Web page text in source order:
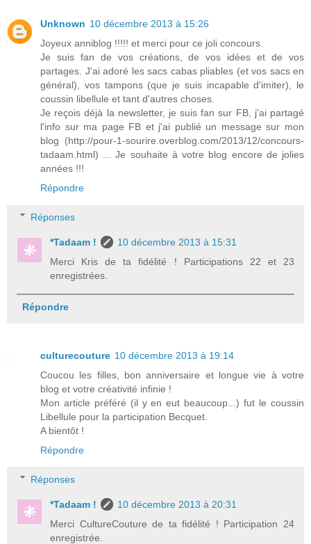
Unknown 10 décembre 2013 à 15:26
Joyeux anniblog !!!!! et merci pour ce joli concours.
Je suis fan de vos créations, de vos idées et de vos
partages. J'ai adoré les sacs cabas pliables (et vos sacs en
général), vos tampons (que je suis incapable d'imiter), le
coussin libellule et tant d'autres choses.
Je reçois déjà la newsletter, je suis fan sur FB, j'ai partagé
l'info sur ma page FB et j'ai publié un message sur mon
blog (http://pour-1-sourire.overblog.com/2013/12/concours-
tadaam.html) ... Je souhaite à votre blog encore de jolies
années !!!
Répondre
Réponses
*Tadaam !
10 décembre 2013 à 15:31
Merci Kris de ta fidélité ! Participations 22 et 23
enregistrées.
Répondre
culturecouture 10 décembre 2013 à 19:14
Coucou les filles, bon anniversaire et longue vie à votre
blog et votre créativité infinie !
Mon article préféré (il y en eut beaucoup...) fut le coussin
Libellule pour la participation Becquet.
A bientôt !
Répondre
Réponses
*Tadaam !
10 décembre 2013 à 20:31
Merci CultureCouture de ta fidélité ! Participation 24
enregistrée.